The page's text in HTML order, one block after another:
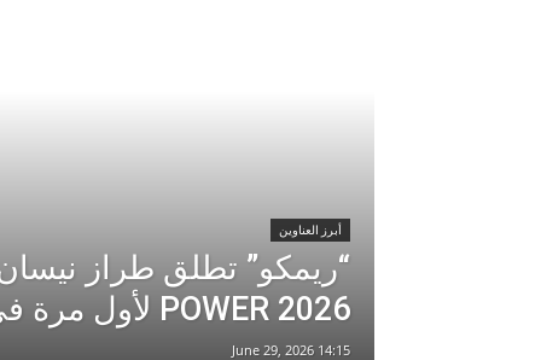
أبرز العناوين
POWER 2026 لأول مرة في لبنان
14:15 2026 ,June 29